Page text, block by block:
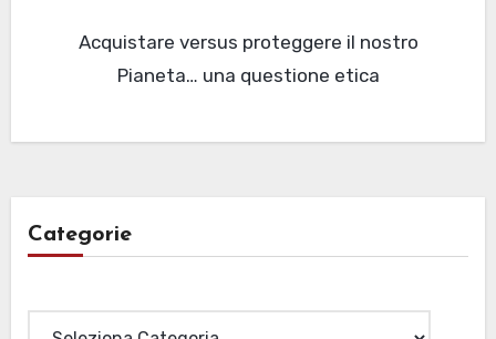
Acquistare versus proteggere il nostro
Pianeta… una questione etica
Categorie